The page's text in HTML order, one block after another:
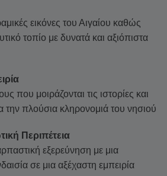
εικόνες του Αιγαίου καθώς
τοπίο με δυνατά και αξιόπιστα
που μοιράζονται τις ιστορίες και
την πλούσια κληρονομιά του νησιού
Περιπέτεια
εξερεύνηση με μια
σε μια αξέχαστη εμπειρία